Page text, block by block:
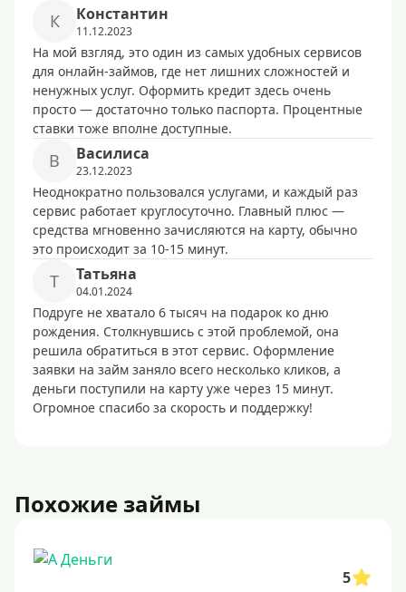
К Константин
11.12.2023
На мой взгляд, это один из самых удобных сервисов
для онлайн-займов, где нет лишних сложностей и
ненужных услуг. Оформить кредит здесь очень
просто — достаточно только паспорта. Процентные
ставки тоже вполне доступные.
В Василиса
23.12.2023
Неоднократно пользовался услугами, и каждый раз
сервис работает круглосуточно. Главный плюс —
средства мгновенно зачисляются на карту, обычно
это происходит за 10-15 минут.
Т Татьяна
04.01.2024
Подруге не хватало 6 тысяч на подарок ко дню
рождения. Столкнувшись с этой проблемой, она
решила обратиться в этот сервис. Оформление
заявки на займ заняло всего несколько кликов, а
деньги поступили на карту уже через 15 минут.
Огромное спасибо за скорость и поддержку!
Похожие займы
5